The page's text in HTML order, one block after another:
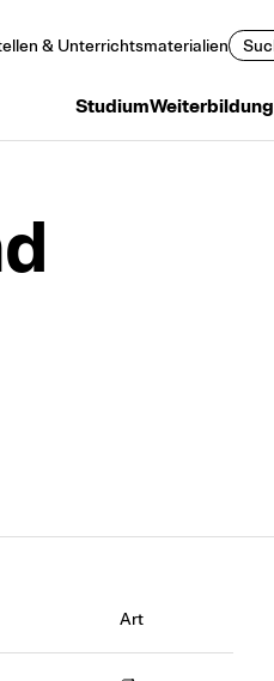
StudiumWeiterbildung
& Unterrichtsmaterialien
Art